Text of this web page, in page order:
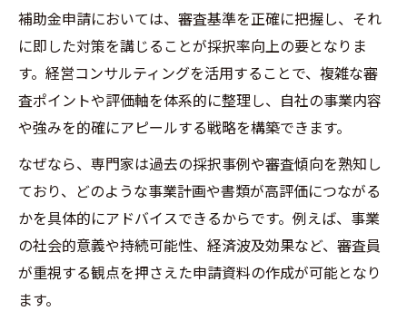
補助金申請においては、審査基準を正確に把握し、それ
に即した対策を講じることが採択率向上の要となりま
す。経営コンサルティングを活用することで、複雑な審
査ポイントや評価軸を体系的に整理し、自社の事業内容
や強みを的確にアピールする戦略を構築できます。
なぜなら、専門家は過去の採択事例や審査傾向を熟知し
ており、どのような事業計画や書類が高評価につながる
かを具体的にアドバイスできるからです。例えば、事業
の社会的意義や持続可能性、経済波及効果など、審査員
が重視する観点を押さえた申請資料の作成が可能となり
ます。